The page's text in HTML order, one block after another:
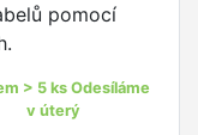
pomocí
> 5 ks Odesíláme
v úterý